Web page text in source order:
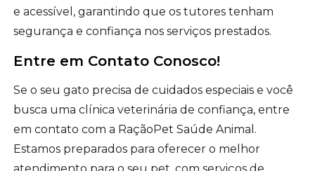
e acessível, garantindo que os tutores tenham
segurança e confiança nos serviços prestados.
Entre em Contato Conosco!
Se o seu gato precisa de cuidados especiais e você
busca uma clínica veterinária de confiança, entre
em contato com a RaçãoPet Saúde Animal.
Estamos preparados para oferecer o melhor